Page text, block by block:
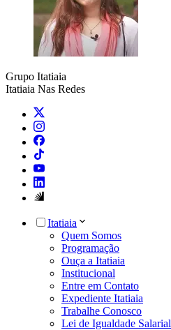
Grupo Itatiaia
Itatiaia Nas Redes
Itatiaia
Quem Somos
Programação
Ouça a Itatiaia
Institucional
Entre em Contato
Expediente Itatiaia
Trabalhe Conosco
Lei de Igualdade Salarial